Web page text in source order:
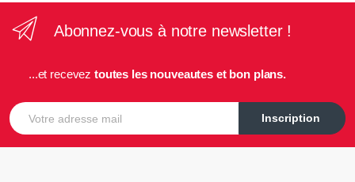
Abonnez-vous à notre newsletter !
...et recevez toutes les nouveautes et bon plans.
E-mail
Inscription